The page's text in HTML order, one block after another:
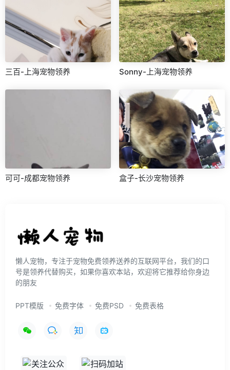
三百-上海宠物领养 Sonny-上海宠物领养
可可-成都宠物领养 盒子-长沙宠物领养
懒人宠物，专注于宠物免费领养送养的互联网平台，我们的口
号是领养代替购买，如果你喜欢本站，欢迎将它推荐给你身边
的朋友
PPT模版 免费字体 免费PSD 免费表格